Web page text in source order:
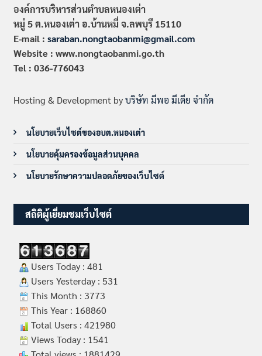
องค์การบริหารส่วนตำบลหนองเต่า
หมู่ 5 ต.หนองเต่า อ.บ้านหมี่ จ.ลพบุรี 15110
E-mail : saraban.nongtaobanmi@gmail.com
Website : www.nongtaobanmi.go.th
Tel : 036-776043
Hosting & Development byบริษัท มีพอ มีเดีย จำกัด
นโยบายเว็บไซต์ของอบต.หนองเต่า
นโยบายคุ้มครองข้อมูลส่วนบุคคล
นโยบายรักษาความปลอดภัยของเว็บไซต์
สถิติผู้เยี่ยมชมเว็บไซต์
Users Today : 481
Users Yesterday : 531
This Month : 3773
This Year : 168860
Total Users : 421980
Views Today : 1541